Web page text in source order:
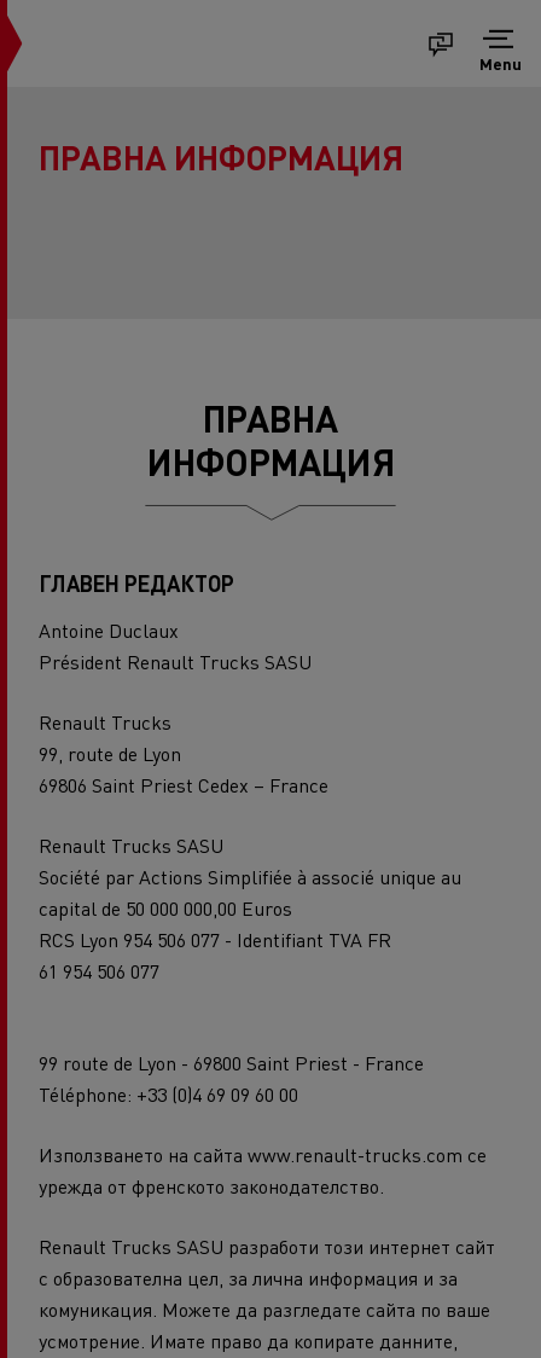
Menu
ПРАВНА ИНФОРМАЦИЯ
ПРАВНА
ИНФОРМАЦИЯ
ГЛАВЕН РЕДАКТОР
Antoine Duclaux
Président Renault Trucks SASU
Renault Trucks
99, route de Lyon
69806 Saint Priest Cedex – France
Renault Trucks SASU
Société par Actions Simplifiée à associé unique au
capital de 50 000 000,00 Euros
RCS Lyon 954 506 077 - Identifiant TVA FR
61 954 506 077
99 route de Lyon - 69800 Saint Priest - France
Téléphone: +33 (0)4 69 09 60 00
Използването на сайта www.renault-trucks.com се
урежда от френското законодателство.
Renault Trucks SASU разработи този интернет сайт
с образователна цел, за лична информация и за
комуникация. Можете да разгледате сайта по ваше
усмотрение. Имате право да копирате данните,